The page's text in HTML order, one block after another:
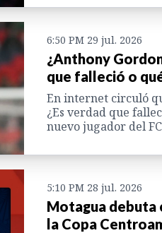
6:50 PM 29 jul. 2026
¿Anthony
que falleció o
En internet circuló
¿Es verdad que
nuevo jugador del
5:10 PM 28 jul. 2026
Motagua debuta
la Copa